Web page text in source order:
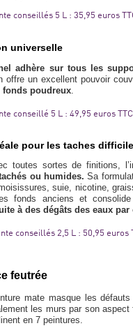
conseillés 5 L : 35,95 euros
universelle
adhère sur tous les
offre un excellent pouvoir
fonds poudreux.
conseillé 5 L : 49,95 euros
pour les taches
toutes sortes de finitions,
ou humides. Sa
suie, nicotine,
fonds anciens et
à des dégâts des eaux par
conseillés 2,5 L : 50,95 euros
feutrée
mate masque les
les murs par son
en 7 peintures.